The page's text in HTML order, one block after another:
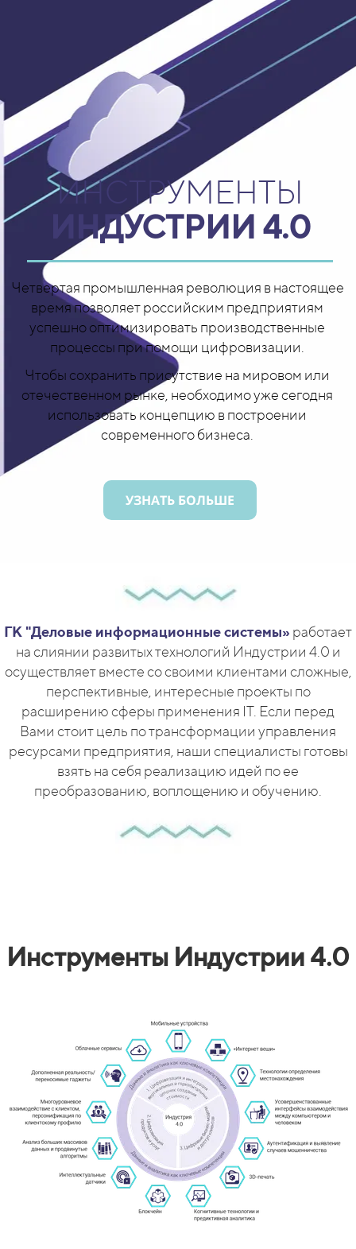
ИНСТРУМЕНТЫ
ИНДУСТРИИ 4.0
Четвертая промышленная революция в настоящее
время позволяет российским предприятиям
успешно оптимизировать производственные
процессы при помощи цифровизации.
Чтобы сохранить присутствие на мировом или
отечественном рынке, необходимо уже сегодня
использовать концепцию в построении
современного бизнеса.
УЗНАТЬ БОЛЬШЕ
ГК "Деловые информационные системы» работает
на слиянии развитых технологий Индустрии 4.0 и
осуществляет вместе со своими клиентами сложные,
перспективные, интересные проекты по
расширению сферы применения IT. Если перед
Вами стоит цель по трансформации управления
ресурсами предприятия, наши специалисты готовы
взять на себя реализацию идей по ее
преобразованию, воплощению и обучению.
Инструменты Индустрии 4.0